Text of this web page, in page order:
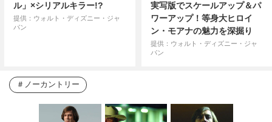
ル」×シリアルキラー!?
提供：ウォルト・ディズニー・ジャ
パン
実写版でスケールアップ＆パ
ワーアップ！等身大ヒロイ
ン・モアナの魅力を深掘り
提供：ウォルト・ディズニー・ジャ
パン
ノーカントリー